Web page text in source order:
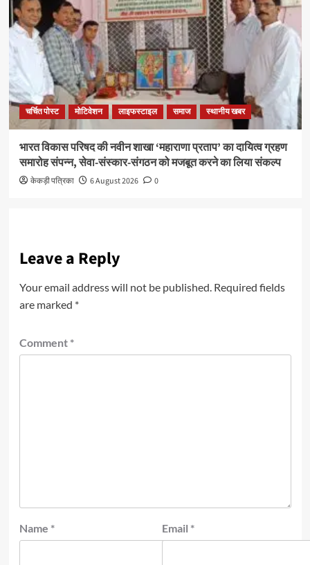
चर्चित पोस्ट मोटिवेशन लाइफस्टाइल समाज स्थानीय खबर
भारत विकास परिषद की नवीन शाखा ‘महाराणा प्रताप’ का दायित्व ग्रहण
समारोह संपन्न, सेवा-संस्कार-संगठन को मजबूत करने का लिया संकल्प
केकड़ी पत्रिका 6 August 2026 0
Leave a Reply
Your email address will not be published. Required fields
are marked *
Comment *
Name * Email *